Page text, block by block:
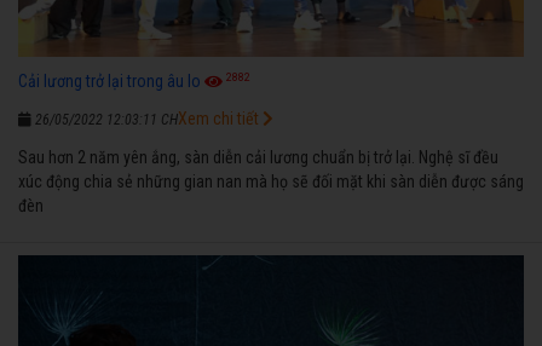
Cải lương trở lại trong âu lo 2882
26/05/2022 12:03:11 CH
Sau hơn 2 năm yên ắng, sàn diễn cải lương chuẩn bị trở lại. Nghệ sĩ đều
xúc động chia sẻ những gian nan mà họ sẽ đối mặt khi sàn diễn được sáng
đèn
Xem chi tiết